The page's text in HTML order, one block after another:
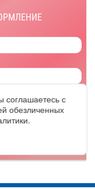
данных
соглашаетесь с
обезличенных